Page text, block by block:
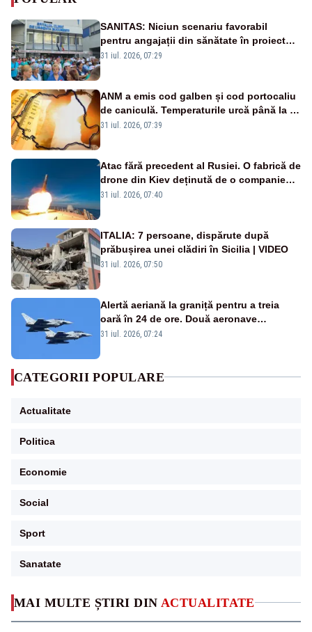
MAI MULTE ȘTIRI DIN ACTUALITATE
SANITAS: Niciun scenariu favorabil
pentru angajații din sănătate în proiectul
Legii salarizării
31 iul. 2026, 07:29
ANM a emis cod galben și cod portocaliu
de caniculă. Temperaturile urcă până la 38
de grade, iar nopțile devin tropicale
31 iul. 2026, 07:39
Atac fără precedent al Rusiei. O fabrică de
drone din Kiev deținută de o companie
americană, distrusă de o rachetă
31 iul. 2026, 07:40
ITALIA: 7 persoane, dispărute după
prăbușirea unei clădiri în Sicilia | VIDEO
31 iul. 2026, 07:50
Alertă aeriană la graniță pentru a treia
oară în 24 de ore. Două aeronave
Eurofighter britanice au fost ridicate de la
31 iul. 2026, 07:24
CATEGORII POPULARE
Actualitate
Politica
Economie
Social
Sport
Sanatate